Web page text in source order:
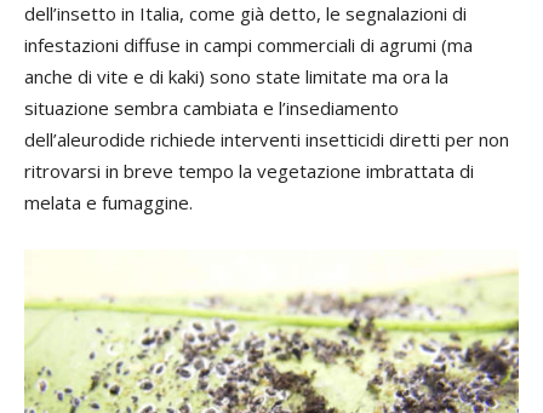
dell’insetto in Italia, come già detto, le segnalazioni di
infestazioni diffuse in campi commerciali di agrumi (ma
anche di vite e di kaki) sono state limitate ma ora la
situazione sembra cambiata e l’insediamento
dell’aleurodide richiede interventi insetticidi diretti per non
ritrovarsi in breve tempo la vegetazione imbrattata di
melata e fumaggine.